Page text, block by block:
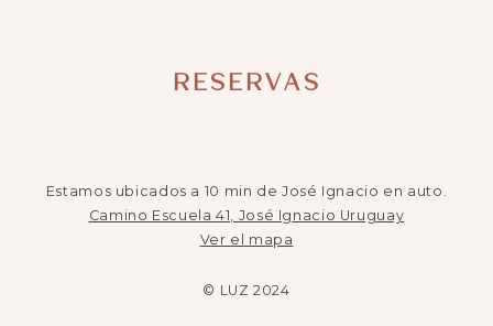
RESERVAS
Estamos ubicados a 10 min de José Ignacio en auto.
Camino Escuela 41, José Ignacio Uruguay
Ver el mapa
© LUZ 2024